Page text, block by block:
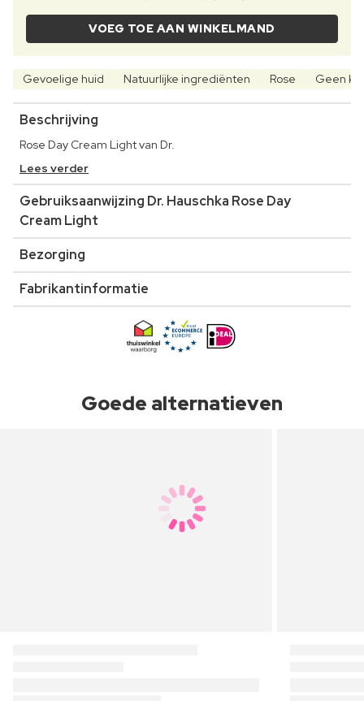
VOEG TOE AAN WINKELMAND
Gevoelige huid Natuurlijke ingrediënten Rose Geen
Beschrijving
Rose Day Cream Light van Dr.
Lees verder
Gebruiksaanwijzing Dr. Hauschka Rose Day
Cream Light
Bezorging
Fabrikantinformatie
Goede alternatieven